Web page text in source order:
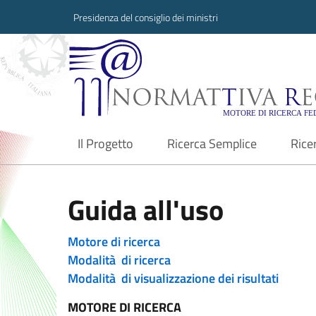
Presidenza del consiglio dei ministri
Normattiva
Il Progetto
current Ricerca Semplice
Guida all'uso
Motore di ricerca
Modalità di ricerca
Modalità di visualizzazione dei risultati
MOTORE DI RICERCA